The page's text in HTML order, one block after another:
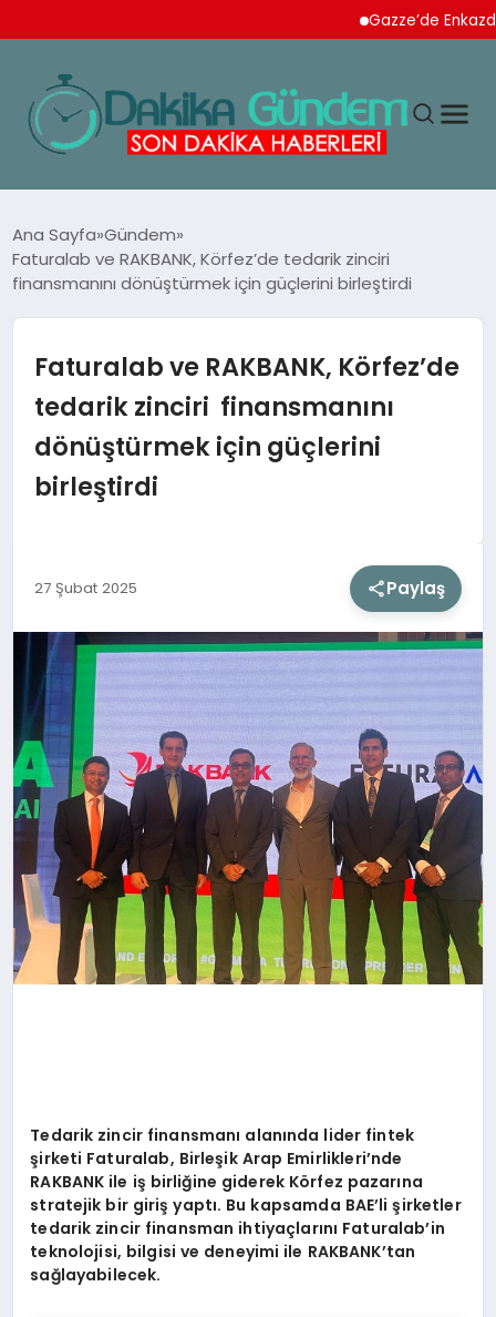
Gazze’de Enkazdan
TEKNOLOJI
SPOR
YAŞAM
EKONOMI
DÜNYA
EĞITIM
Ana Sayfa Gündem
Faturalab ve RAKBANK, Körfez’de tedarik zinciri
finansmanını dönüştürmek için güçlerini birleştirdi
Faturalab ve RAKBANK, Körfez’de
tedarik zinciri finansmanını
dönüştürmek için güçlerini
birleştirdi
27 Şubat 2025 Paylaş
Tedarik zincir finansmanı alanında lider fintek
şirketi Faturalab, Birleşik Arap Emirlikleri’nde
RAKBANK ile iş birliğine giderek Körfez pazarına
stratejik bir giriş yaptı. Bu kapsamda BAE’li şirketler
tedarik zincir finansman ihtiyaçlarını Faturalab’in
teknolojisi, bilgisi ve deneyimi ile RAKBANK’tan
sağlayabilecek.